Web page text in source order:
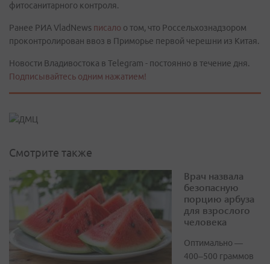
фитосанитарного контроля.
Ранее РИА VladNews писало о том, что Россельхознадзором
проконтролирован ввоз в Приморье первой черешни из Китая.
Новости Владивостока в Telegram - постоянно в течение дня.
Подписывайтесь одним нажатием!
Смотрите также
Врач назвала
безопасную
порцию арбуза
для взрослого
человека
Оптимально —
400–500 граммов